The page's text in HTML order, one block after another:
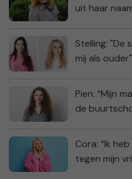
uit haar
Stelling: "De
mij als ouder"
Pien: “Mijn
de
Cora: “Ik
tegen mijn